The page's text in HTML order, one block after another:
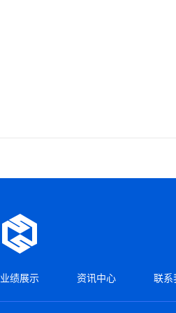
业绩展示 资讯中心 联系